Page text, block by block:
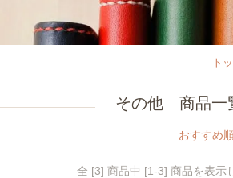
ト
その他 商品一
おすすめ
全 [3] 商品中 [1-3] 商品を表示